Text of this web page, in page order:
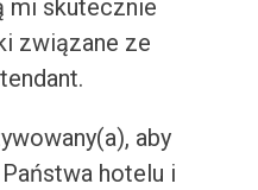
mi skutecznie
związane ze
aby
hotelu i